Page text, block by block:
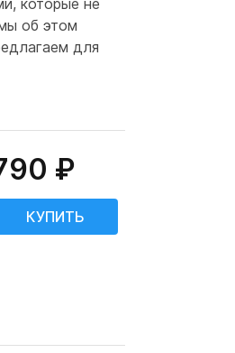
которые не
об этом
для
₽